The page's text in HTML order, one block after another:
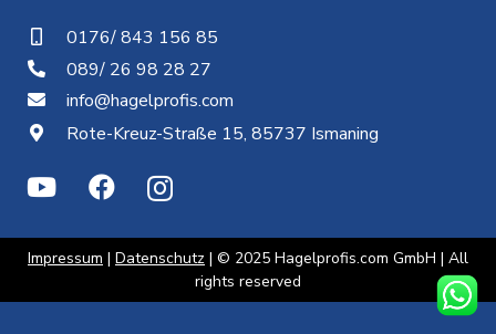
0176/ 843 156 85
089/ 26 98 28 27
info@hagelprofis.com
Rote-Kreuz-Straße 15, 85737 Ismaning
Impressum | Datenschutz | © 2025 Hagelprofis.com GmbH | All
rights reserved